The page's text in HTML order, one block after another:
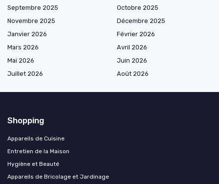
Septembre 2025
Octobre 2025
Novembre 2025
Décembre 2025
Janvier 2026
Février 2026
Mars 2026
Avril 2026
Mai 2026
Juin 2026
Juillet 2026
Août 2026
Shopping
Appareils de Cuisine
Entretien de la Maison
Hygiène et Beauté
Appareils de Bricolage et Jardinage